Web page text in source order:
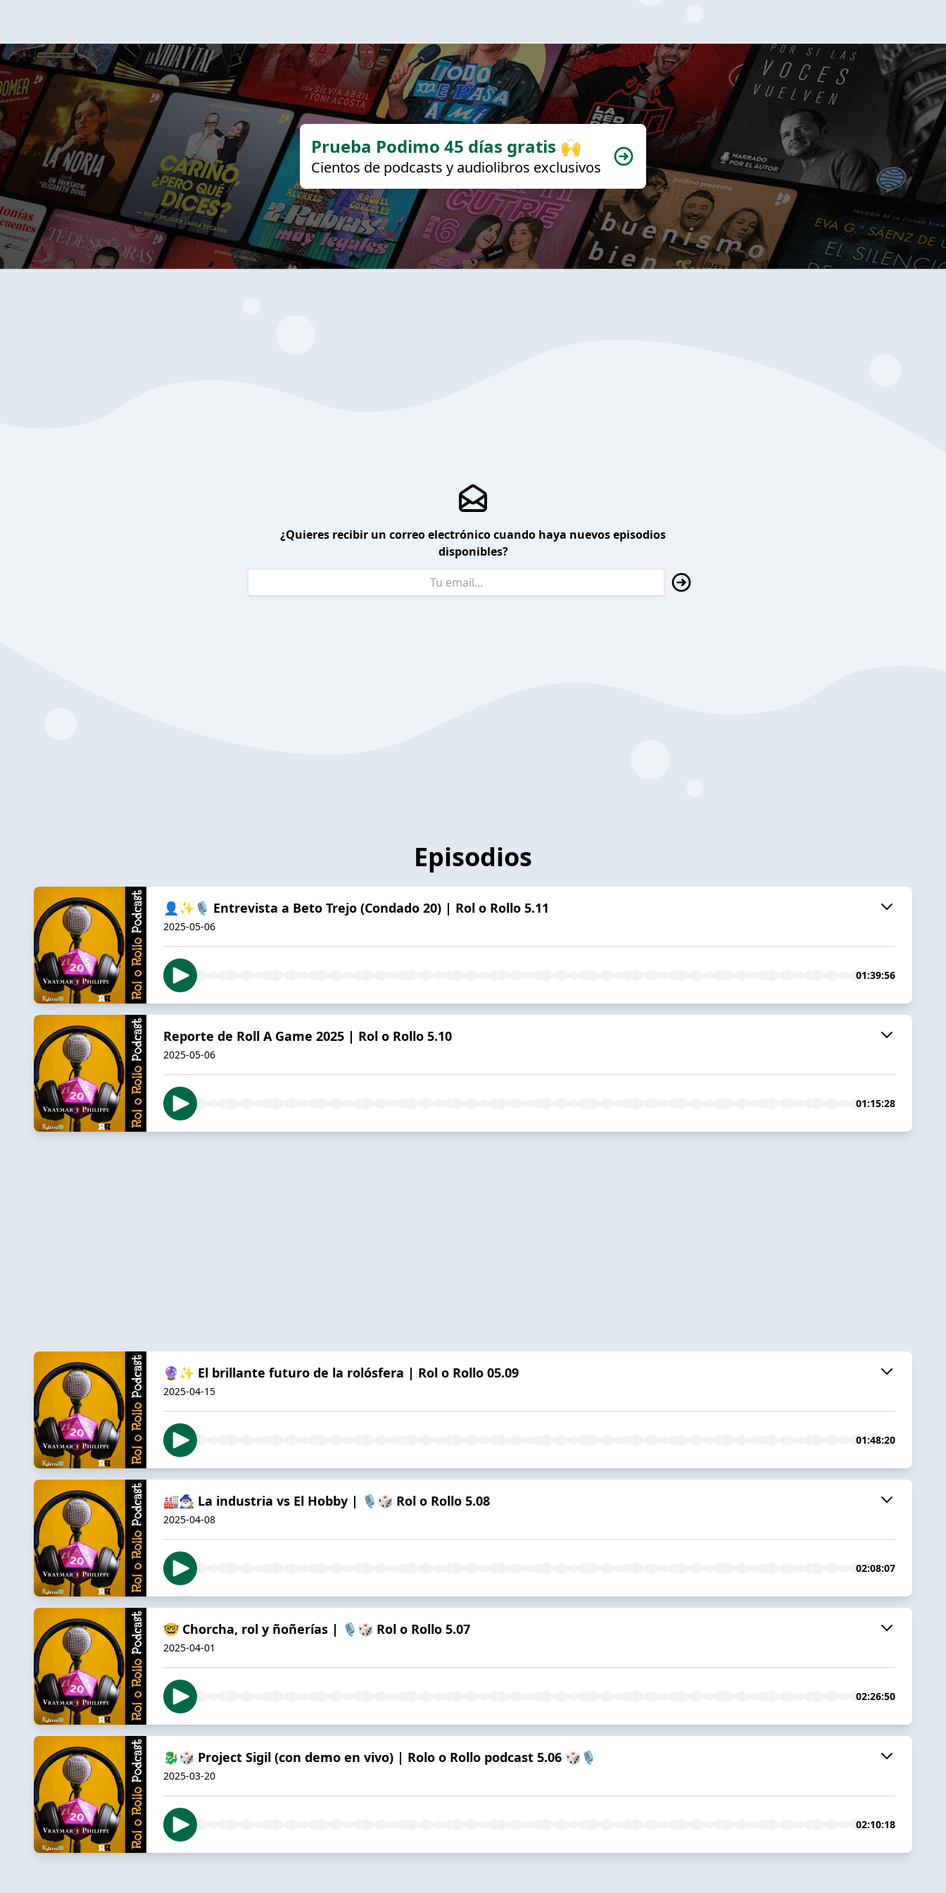
Prueba Podimo 45 días gratis 🙌
Cientos de podcasts y audiolibros exclusivos
¿Quieres recibir un correo electrónico cuando haya nuevos episodios
disponibles?
Episodios
👤✨🎙️ Entrevista a Beto Trejo (Condado 20) | Rol o Rollo 5.11
2025-05-06
01:39:56
Reporte de Roll A Game 2025 | Rol o Rollo 5.10
2025-05-06
01:15:28
🔮✨ El brillante futuro de la rolósfera | Rol o Rollo 05.09
2025-04-15
01:48:20
🏭🧙🏽‍♂️ La industria vs El Hobby | 🎙️🎲 Rol o Rollo 5.08
2025-04-08
02:08:07
🤓 Chorcha, rol y ñoñerías | 🎙️🎲 Rol o Rollo 5.07
2025-04-01
02:26:50
🐉🎲 Project Sigil (con demo en vivo) | Rolo o Rollo podcast 5.06 🎲🎙️
2025-03-20
02:10:18